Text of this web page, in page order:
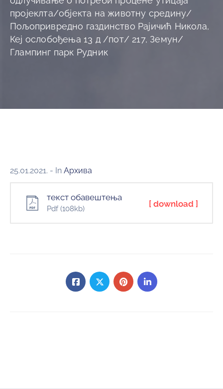
пројеклта/објекта на животну средину/
Пољопривредно газдинство Рајичић Никола,
Кеј ослобођења 13 д /пот/ 217, Земун/
Глампинг парк Рудник
25.01.2021. - In Архива
текст обавештења
Pdf(108kb) [ download ]